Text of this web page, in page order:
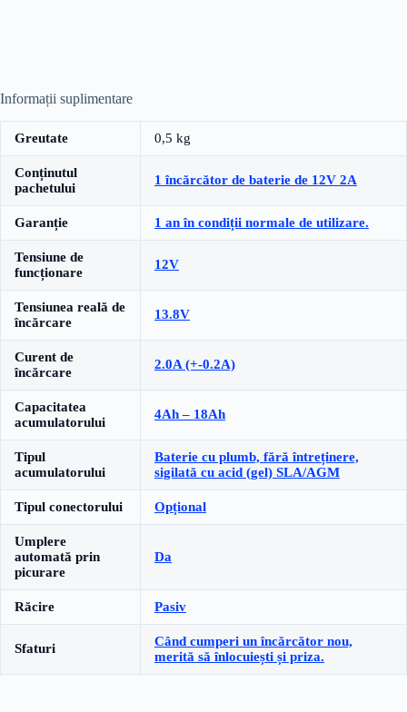
Informații suplimentare
Greutate 0,5 kg
Conținutul
pachetului
1 încărcător de baterie de 12V 2A
Garanție 1 an în condiții normale de utilizare.
Tensiune de
funcționare
12V
Tensiunea reală de
încărcare
13.8V
Curent de
încărcare
2.0A (+-0.2A)
Capacitatea
acumulatorului
4Ah – 18Ah
Tipul
acumulatorului
Baterie cu plumb, fără întreținere,
sigilată cu acid (gel) SLA/AGM
Tipul conectorului Opțional
Umplere
automată prin
picurare
Da
Răcire Pasiv
Sfaturi
Când cumperi un încărcător nou,
merită să înlocuiești și priza.